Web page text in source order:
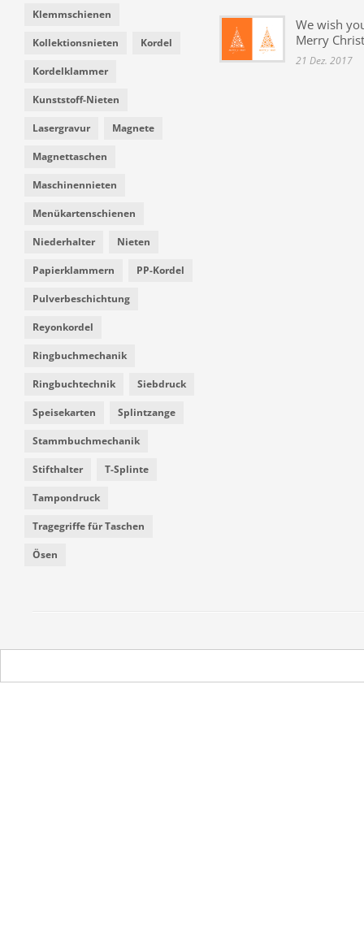
Klemmschienen
Kollektionsnieten Kordel
Kordelklammer
Kunststoff-Nieten
Lasergravur Magnete
Magnettaschen
Maschinennieten
Menükartenschienen
Niederhalter Nieten
Papierklammern PP-Kordel
Pulverbeschichtung
Reyonkordel
Ringbuchmechanik
Ringbuchtechnik Siebdruck
Speisekarten Splintzange
Stammbuchmechanik
Stifthalter T-Splinte
Tampondruck
Tragegriffe für Taschen
Ösen
We wish
Merry
21 Dez. 2017